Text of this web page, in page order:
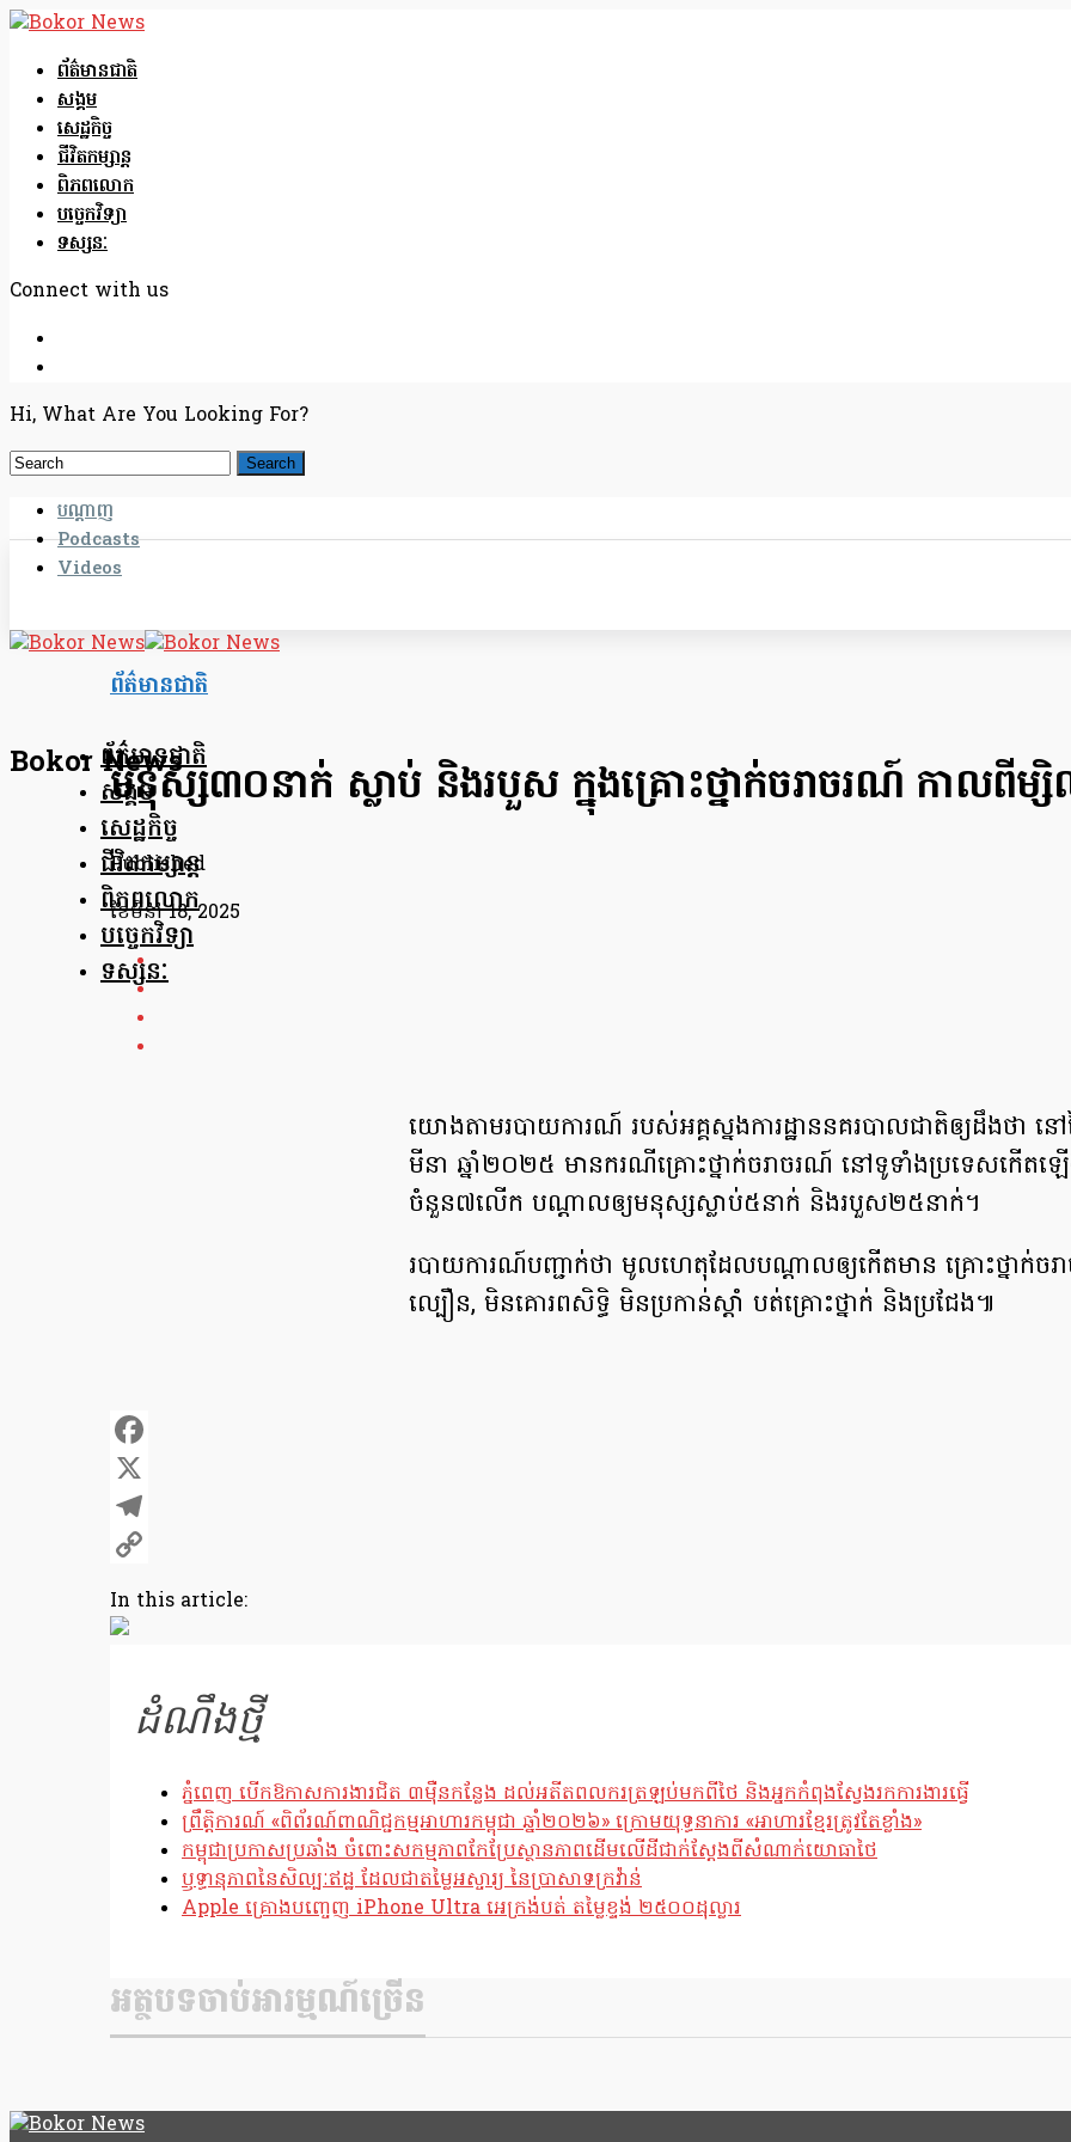
ព័ត៌មានជាតិ
សង្គម
សេដ្ឋកិច្ច
ជីវិតកម្សាន្ត
ពិភពលោក
បច្ចេកវិទ្យា
ទស្សនៈ
Connect with us
Hi, What Are You Looking For?
បណ្តាញ
Podcasts
Videos
Bokor News
ព័ត៌មានជាតិ
សង្គម
សេដ្ឋកិច្ច
ជីវិតកម្សាន្ត
ពិភពលោក
បច្ចេកវិទ្យា
ទស្សនៈ
ព័ត៌មានជាតិ
មនុស្ស៣០នាក់ ស្លាប់ និងរបួស ក្នុងគ្រោះថ្នាក់ចរាចរណ៍ កាលពី
Published
ខែ​មីនា 18, 2025
យោងតាមរបាយការណ៍ របស់អគ្គស្នងការដ្ឋាននគរបាលជាតិឲ្យដឹងថា នៅ
មីនា ឆ្នាំ២០២៥ មានករណីគ្រោះថ្នាក់ចរាចរណ៍ នៅទូទាំងប្រទេសកើតឡ
ចំនួន៧លើក បណ្ដាលឲ្យមនុស្សស្លាប់៥នាក់ និងរបួស២៥នាក់។
របាយការណ៍បញ្ជាក់ថា មូលហេតុដែលបណ្ដាលឲ្យកើតមាន គ្រោះថ្នាក់ចរ
ល្បឿន, មិនគោរពសិទិ្ធ មិនប្រកាន់ស្តាំ បត់គ្រោះថ្នាក់ និងប្រជែង៕
Facebook
X
Telegram
Link
In this article:
ដំណឹងថ្មី
ភ្នំពេញ បើកឱកាសការងារជិត ៣ម៉ឺនកន្លែង ដល់អតីតពលករត្រឡប់មកពីថៃ និងអ្នកកំពុងស្វែងរកការងារធ្វើ
ព្រឹត្តិការណ៍ «ពិព័រណ៍ពាណិជ្ជកម្មអាហារកម្ពុជា ឆ្នាំ២០២៦» ក្រោមយុទ្ធនាការ «អាហារខ្មែរត្រូវតែខ្លាំង»
កម្ពុជាប្រកាសប្រឆាំង ចំពោះសកម្មភាពកែប្រែស្ថានភាពដើមលើដីជាក់ស្តែងពីសំណាក់យោធាថៃ
ឫទ្ធានុភាពនៃសិល្បៈឥដ្ឋ ដែលជាតម្លៃអស្ចារ្យ នៃប្រាសាទក្រវ៉ាន់
Apple គ្រោងបញ្ចេញ iPhone Ultra អេក្រង់បត់ តម្លៃខ្ទង់ ២៥០០ដុល្លារ
អត្ថបទចាប់អារម្មណ៍ច្រើន